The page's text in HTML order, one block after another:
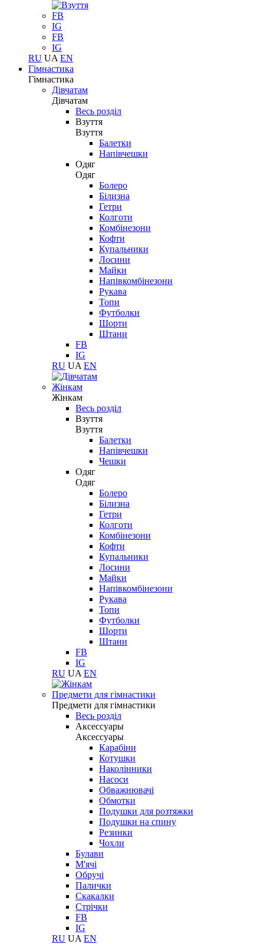
FB
IG
FB
IG
RU UA EN
Гімнастика
Гімнастика
Дівчатам
Дівчатам
Весь розділ
Взуття
Взуття
Балетки
Напівчешки
Одяг
Одяг
Болеро
Білизна
Гетри
Колготи
Комбінезони
Кофти
Купальники
Лосини
Майки
Напівкомбінезони
Рукава
Топи
Футболки
Шорти
Штани
FB
IG
RU UA EN
Жінкам
Жінкам
Весь розділ
Взуття
Взуття
Балетки
Напівчешки
Чешки
Одяг
Одяг
Болеро
Білизна
Гетри
Колготи
Комбінезони
Кофти
Купальники
Лосини
Майки
Напівкомбінезони
Рукава
Топи
Футболки
Шорти
Штани
FB
IG
RU UA EN
Предмети для гімнастики
Предмети для гімнастики
Весь розділ
Аксессуары
Аксессуары
Карабіни
Котушки
Наколінники
Насоси
Обважнювачі
Обмотки
Подушки для розтяжки
Подушки на спину
Резинки
Чохли
Булави
М'ячі
Обручі
Палички
Скакалки
Стрічки
FB
IG
RU UA EN